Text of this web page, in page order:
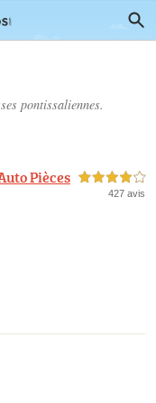
pontissaliennes.
Pièces
4,0 étoiles sur 5
427 avis